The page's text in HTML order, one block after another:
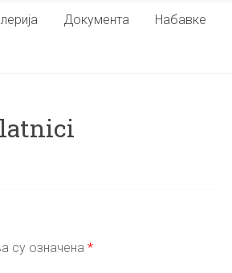
Документа Набавке
су означена *